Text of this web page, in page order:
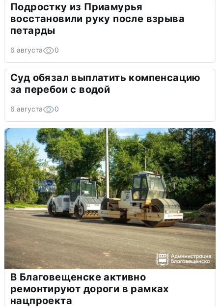
Подростку из Приамурья
восстановили руку после взрыва
петарды
6 августа 0
Суд обязал выплатить компенсацию
за перебои с водой
6 августа 0
В Благовещенске активно
ремонтируют дороги в рамках
нацпроекта